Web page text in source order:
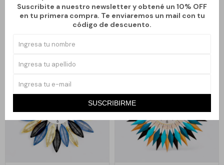
Suscribite a nuestro newsletter y obtené un 10% OFF
en tu primera compra. Te enviaremos un mail con tu
código de descuento.
SUSCRIBIRME
$2.290 $ 2.690
$1.890
2.190